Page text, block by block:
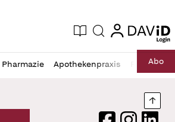
Zeitung
Aktuelle Ausgabe
Suche login
login
Pharmazie Apothekenpraxis RechtAbo
Verlag Logo
FacebookInstagram